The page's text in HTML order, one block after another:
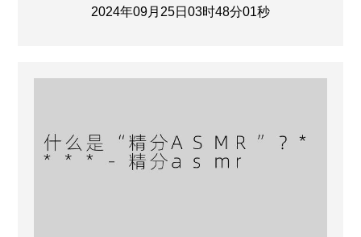
2024年09月25日03时48分01秒